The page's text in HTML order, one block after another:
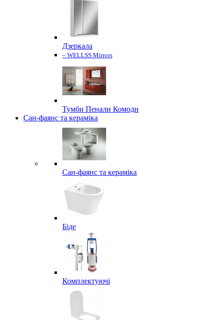
Дзеркала
– WELLSS Mirrors
Тумби Пенали Комоди
Сан-фаянс та кераміка
Сан-фаянс та кераміка
Біде
Комплектуючі